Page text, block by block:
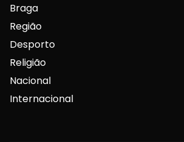
Braga
Região
Desporto
Religião
Nacional
Internacional